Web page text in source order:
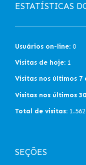
ESTATÍSTICAS
Usuários on-line: 0
Visitas de hoje: 1
Visitas nos últimos 7
Visitas nos últimos
Total de visitas:
SEÇÕES